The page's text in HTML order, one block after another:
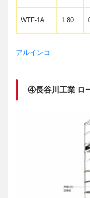
WTF-1A 1.80
アルインコ
④長谷川工業 ロ